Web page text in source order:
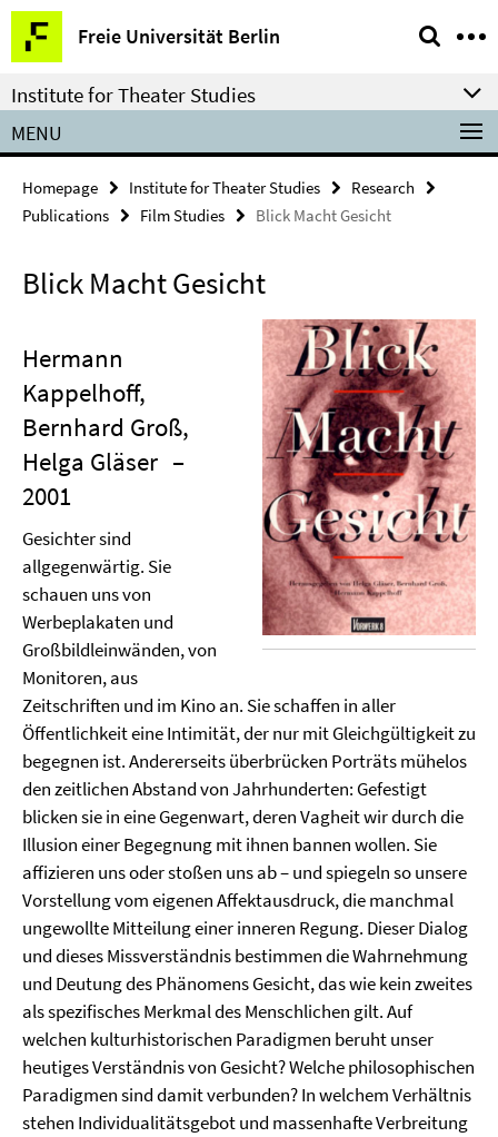
Springe
direkt
zu
Inhalt
Freie Universität Berlin
Service
Navigation
Institute for Theater Studies
MENU
Homepage Institute for Theater Studies
Research
Publications
Film Studies Blick Macht Gesicht
Blick Macht Gesicht
Hermann
Kappelhoff,
Bernhard Groß,
Helga Gläser –
2001
Gesichter sind
allgegenwärtig. Sie
schauen uns von
Werbeplakaten und
Großbildleinwänden, von
Monitoren, aus
Zeitschriften und im Kino an. Sie schaffen in aller
Öffentlichkeit eine Intimität, der nur mit Gleichgültigkeit zu
begegnen ist. Andererseits überbrücken Porträts mühelos
den zeitlichen Abstand von Jahrhunderten: Gefestigt
blicken sie in eine Gegenwart, deren Vagheit wir durch die
Illusion einer Begegnung mit ihnen bannen wollen. Sie
affizieren uns oder stoßen uns ab – und spiegeln so unsere
Vorstellung vom eigenen Affektausdruck, die manchmal
ungewollte Mitteilung einer inneren Regung. Dieser Dialog
und dieses Missverständnis bestimmen die Wahrnehmung
und Deutung des Phänomens Gesicht, das wie kein zweites
als spezifisches Merkmal des Menschlichen gilt. Auf
welchen kulturhistorischen Paradigmen beruht unser
heutiges Verständnis von Gesicht? Welche philosophischen
Paradigmen sind damit verbunden? In welchem Verhältnis
stehen Individualitätsgebot und massenhafte Verbreitung